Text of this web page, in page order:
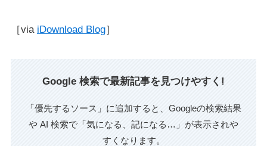
［via iDownload Blog］
Google 検索で最新記事を見つけやすく!
「優先するソース」に追加すると、Googleの検索結果
や AI 検索で「気になる、記になる…」が表示されや
すくなります。